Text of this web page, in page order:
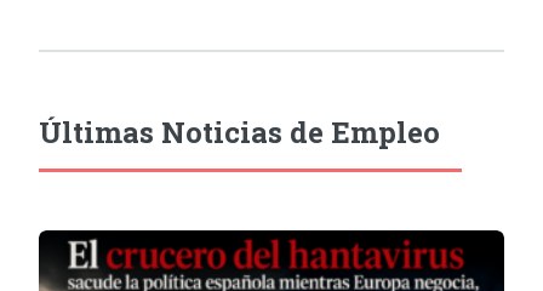
Últimas Noticias de Empleo